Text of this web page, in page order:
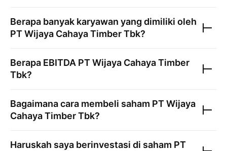
Berapa banyak karyawan yang dimiliki oleh
PT Wijaya Cahaya Timber Tbk?
Berapa EBITDA PT Wijaya Cahaya Timber
Tbk?
Bagaimana cara membeli saham PT Wijaya
Cahaya Timber Tbk?
Haruskah saya berinvestasi di saham PT